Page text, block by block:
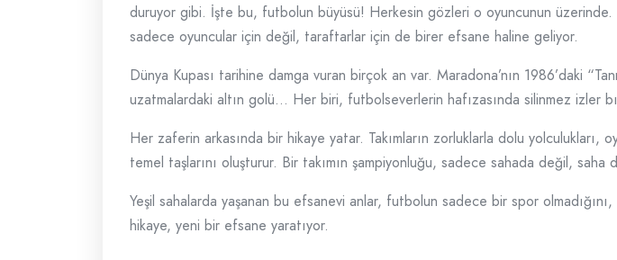
duruyor gibi. İşte bu, futbolun büyüsü! Herkesin gözleri o oyuncunun
sadece oyuncular için değil, taraftarlar için de birer efsane haline geliyor.
Dünya Kupası tarihine damga vuran birçok an var. Maradona’nın 1986’daki
uzatmalardaki altın golü… Her biri, futbolseverlerin hafızasında silinmez izler
Her zaferin arkasında bir hikaye yatar. Takımların zorluklarla dolu
temel taşlarını oluşturur. Bir takımın şampiyonluğu, sadece sahada değil, saha
Yeşil sahalarda yaşanan bu efsanevi anlar, futbolun sadece bir spor
hikaye, yeni bir efsane yaratıyor.